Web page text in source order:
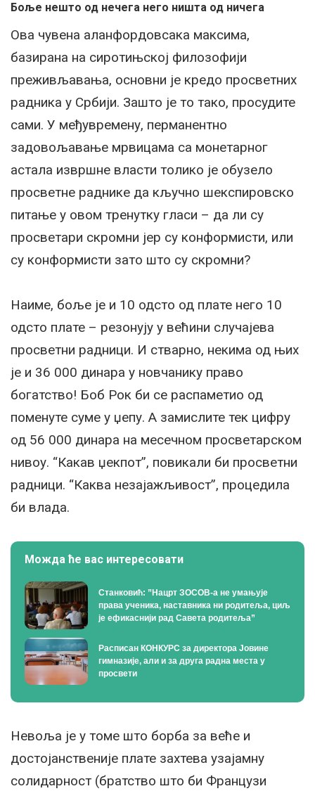
Боље нешто од нечега него ништа од ничега
Ова чувена аланфордовсака максима,
базирана на сиротињској филозофији
преживљавања, основни је кредо просветних
радника у Србији. Зашто је то тако, просудите
сами. У међувремену, перманентно
задовољавање мрвицама са монетарног
астала извршне власти толико је обузело
просветне раднике да кључно шекспировско
питање у овом тренутку гласи – да ли су
просветари скромни јер су конформисти, или
су конформисти зато што су скромни?
Наиме, боље је и 10 одсто од плате него 10
одсто плате – резонују у већини случајева
просветни радници. И стварно, некима од њих
је и 36 000 динара у новчанику право
богатство! Боб Рок би се распаметио од
поменуте суме у џепу. А замислите тек цифру
од 56 000 динара на месечном просветарском
нивоу. “Какав џекпот”, повикали би просветни
радници. “Каква незајажљивост”, процедила
би влада.
Можда ће вас интересовати
Станковић: ”Нацрт ЗОСОВ-а не умањује
права ученика, наставника ни родитеља, циљ
је ефикаснији рад Савета родитеља”
Расписан КОНКУРС за директора Јовине
гимназије, али и за друга радна места у
просвети
Невоља је у томе што борба за веће и
достојанственије плате захтева узајамну
солидарност (братство што би Французи